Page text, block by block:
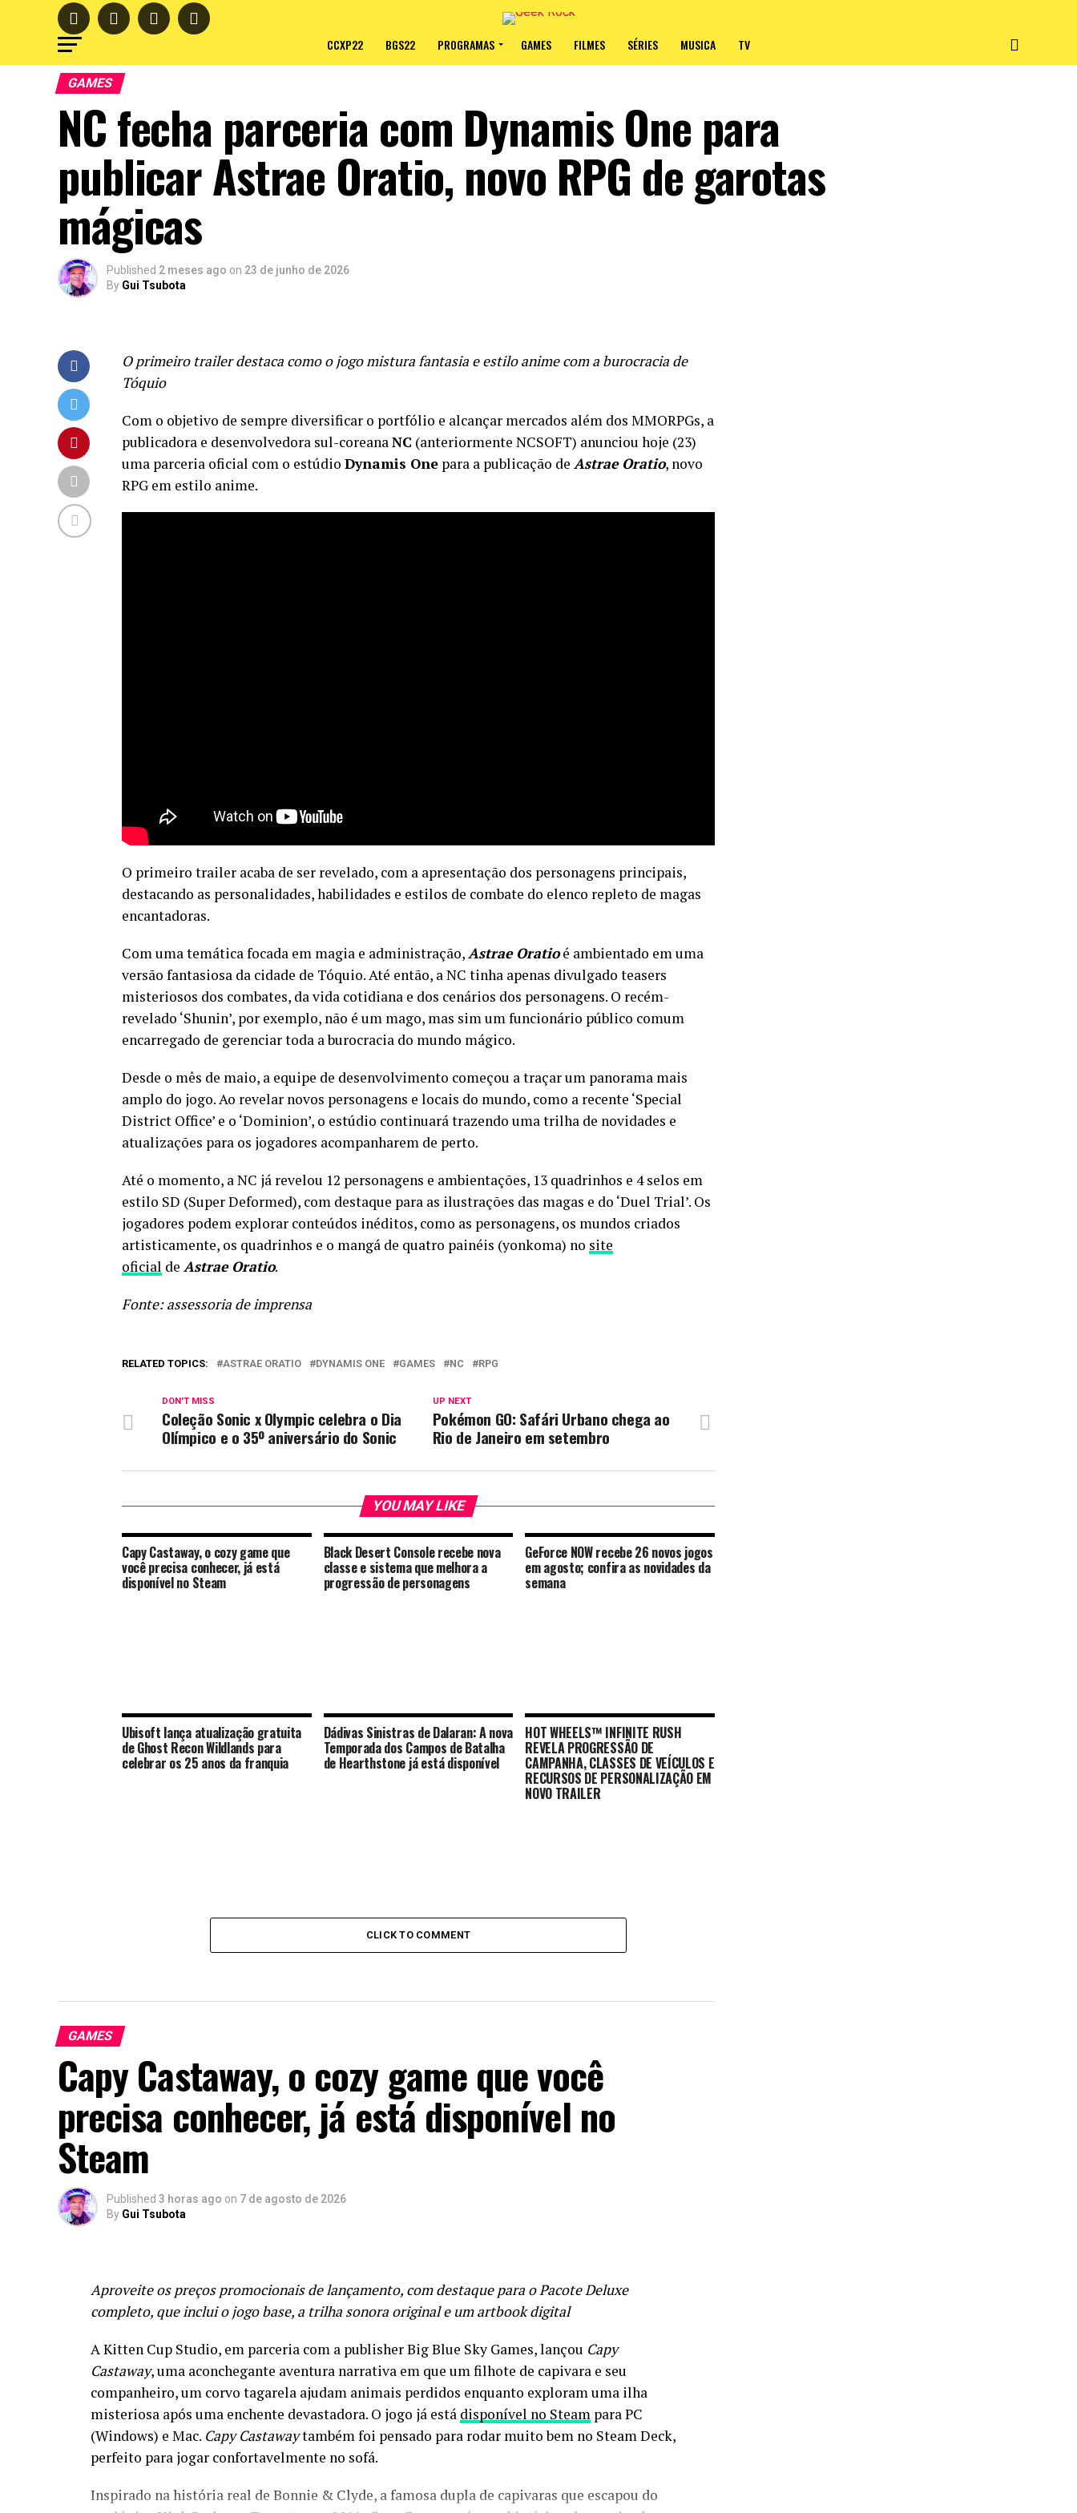
CCXP22 BGS22 PROGRAMAS GAMES FILMES SÉRIES MUSICA TV
GAMES
NC fecha parceria com Dynamis One para
publicar Astrae Oratio, novo RPG de garotas
mágicas
Published 2 meses ago on 23 de junho de 2026
By Gui Tsubota
O primeiro trailer destaca como o jogo mistura fantasia e estilo anime com a burocracia de
Tóquio
Com o objetivo de sempre diversificar o portfólio e alcançar mercados além dos MMORPGs, a
publicadora e desenvolvedora sul-coreanaNC (anteriormente NCSOFT) anunciou hoje (23)
uma parceria oficial com o estúdio Dynamis One para a publicação de Astrae Oratio, novo
RPG em estilo anime.
O primeiro trailer acaba de ser revelado, com a apresentação dos personagens principais,
destacando as personalidades, habilidades e estilos de combate do elenco repleto de magas
encantadoras.
Com uma temática focada em magia e administração,Astrae Oratioé ambientado em uma
versão fantasiosa da cidade de Tóquio. Até então, a NC tinha apenas divulgado teasers
misteriosos dos combates, da vida cotidiana e dos cenários dos personagens. O recém-
revelado ‘Shunin’, por exemplo, não é um mago, mas sim um funcionário público comum
encarregado de gerenciar toda a burocracia do mundo mágico.
Desde o mês de maio, a equipe de desenvolvimento começou a traçar um panorama mais
amplo do jogo. Ao revelar novos personagens e locais do mundo, como a recente ‘Special
District Office’ e o ‘Dominion’, o estúdio continuará trazendo uma trilha de novidades e
atualizações para os jogadores acompanharem de perto.
Até o momento, a NC já revelou 12 personagens e ambientações, 13 quadrinhos e 4 selos em
estilo SD (Super Deformed), com destaque para as ilustrações das magas e do ‘Duel Trial’. Os
jogadores podem explorar conteúdos inéditos, como as personagens, os mundos criados
artisticamente, os quadrinhos e o mangá de quatro painéis (yonkoma) no site
oficial de Astrae Oratio.
Fonte: assessoria de imprensa
RELATED TOPICS: ASTRAE ORATIO DYNAMIS ONE GAMES NC RPG
UP NEXT
Pokémon GO: Safári Urbano chega ao
Rio de Janeiro em setembro
DON'T MISS
Coleção Sonic x Olympic celebra o Dia
Olímpico e o 35º aniversário do Sonic
YOU MAY LIKE
Capy Castaway, o cozy game que
você precisa conhecer, já está
disponível no Steam
Black Desert Console recebe nova
classe e sistema que melhora a
progressão de personagens
GeForce NOW recebe 26 novos jogos
em agosto; confira as novidades da
semana
Ubisoft lança atualização gratuita
de Ghost Recon Wildlands para
celebrar os 25 anos da franquia
Dádivas Sinistras de Dalaran: A nova
Temporada dos Campos de Batalha
de Hearthstone já está disponível
HOT WHEELS™ INFINITE RUSH
REVELA PROGRESSÃO DE
CAMPANHA, CLASSES DE VEÍCULOS E
RECURSOS DE PERSONALIZAÇÃO EM
NOVO TRAILER
CLICK TO COMMENT
GAMES
Capy Castaway, o cozy game que você
precisa conhecer, já está disponível no
Steam
Published 3 horas ago on 7 de agosto de 2026
By Gui Tsubota
Aproveite os preços promocionais de lançamento, com destaque para o Pacote Deluxe
completo, que inclui o jogo base, a trilha sonora original e um artbook digital
A Kitten Cup Studio, em parceria com a publisher Big Blue Sky Games, lançou Capy
Castaway, uma aconchegante aventura narrativa em que um filhote de capivara e seu
companheiro, um corvo tagarela ajudam animais perdidos enquanto exploram uma ilha
misteriosa após uma enchente devastadora. O jogo já está disponível no Steam para PC
(Windows) e Mac. Capy Castawaytambém foi pensado para rodar muito bem no Steam Deck,
perfeito para jogar confortavelmente no sofá.
Inspirado na história real de Bonnie & Clyde, a famosa dupla de capivaras que escapou do